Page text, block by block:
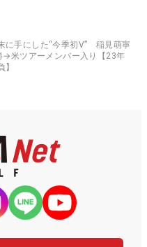
に手にした“今季初V” 稲見萌寧
→米ツアーメンバー入り【23年